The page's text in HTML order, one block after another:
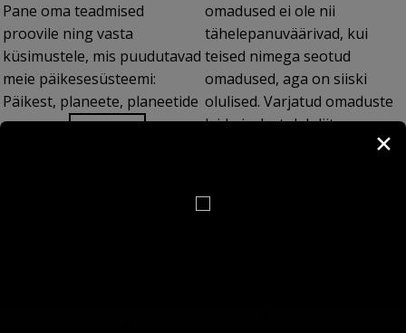
Pane oma teadmised
proovile ning vasta
küsimustele, mis puudutavad
meie päikesesüsteemi:
Päikest, planeete, planeetide
omadused ei ole nii
tähelepanuväärivad, kui
teised nimega seotud
omadused, aga on siiski
olulised. Varjatud omaduste
leidmiseks tuleb liita
määrava tähtsusega...
✕